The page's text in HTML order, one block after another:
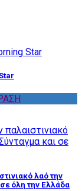
λαό την
όλη την Ελλάδα